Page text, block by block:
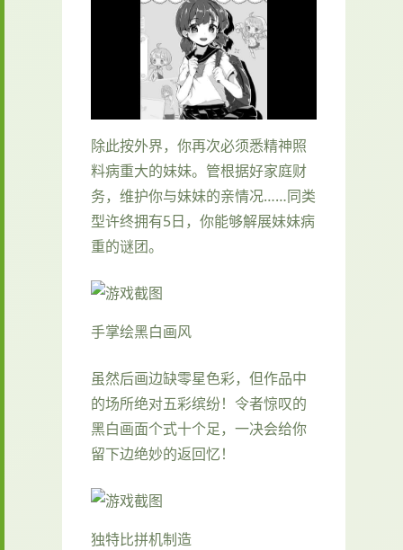
除此按外界，你再次必须悉精神照
料病重大的妹妹。管根据好家庭财
务，维护你与妹妹的亲情况……同类
型许终拥有5日，你能够解展妹妹病
重的谜团。
手掌绘黑白画风
虽然后画边缺零星色彩，但作品中
的场所绝对五彩缤纷！令者惊叹的
黑白画面个式十个足，一决会给你
留下边绝妙的返回忆！
独特比拼机制造